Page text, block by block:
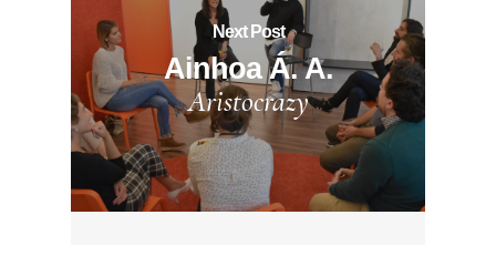
Next Post
Ainhoa Á. A.
Aristocrazy